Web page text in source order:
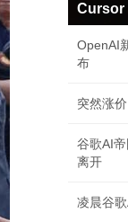
Cursor
OpenAI
布
突然涨
谷歌AI
离开
凌晨谷